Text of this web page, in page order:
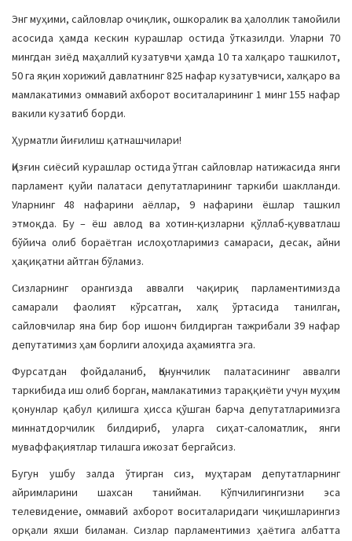
Энг муҳими, сайловлар очиқлик, ошкоралик ва ҳалоллик тамойили
асосида ҳамда кескин курашлар остида ўтказилди. Уларни 70
мингдан зиёд маҳаллий кузатувчи ҳамда 10 та халқаро ташкилот,
50 га яқин хорижий давлатнинг 825 нафар кузатувчиси, халқаро ва
мамлакатимиз оммавий ахборот воситаларининг 1 минг 155 нафар
вакили кузатиб борди.
Ҳурматли йиғилиш қатнашчилари!
Қизғин сиёсий курашлар остида ўтган сайловлар натижасида янги
парламент қуйи палатаси депутатларининг таркиби шаклланди.
Уларнинг 48 нафарини аёллар, 9 нафарини ёшлар ташкил
этмоқда. Бу – ёш авлод ва хотин-қизларни қўллаб-қувватлаш
бўйича олиб бораётган ислоҳотларимиз самараси, десак, айни
ҳақиқатни айтган бўламиз.
Сизларнинг орангизда аввалги чақириқ парламентимизда
самарали фаолият кўрсатган, халқ ўртасида танилган,
сайловчилар яна бир бор ишонч билдирган тажрибали 39 нафар
депутатимиз ҳам борлиги алоҳида аҳамиятга эга.
Фурсатдан фойдаланиб, Қонунчилик палатасининг аввалги
таркибида иш олиб борган, мамлакатимиз тараққиёти учун муҳим
қонунлар қабул қилишга ҳисса қўшган барча депутатларимизга
миннатдорчилик билдириб, уларга сиҳат-саломатлик, янги
муваффақиятлар тилашга ижозат бергайсиз.
Бугун ушбу залда ўтирган сиз, муҳтарам депутатларнинг
айримларини шахсан танийман. Кўпчилигингизни эса
телевидение, оммавий ахборот воситаларидаги чиқишларингиз
орқали яхши биламан. Сизлар парламентимиз ҳаётига албатта